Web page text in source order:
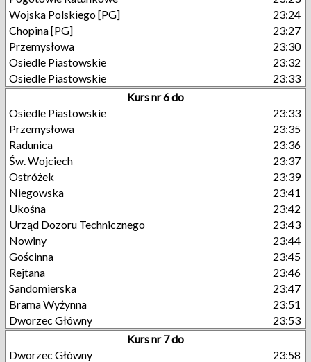
Wojska Polskiego [PG]
23:24
Chopina [PG]
23:27
Przemysłowa
23:30
Osiedle Piastowskie
23:32
Osiedle Piastowskie
23:33
Kurs nr 6 do
Osiedle Piastowskie
23:33
Przemysłowa
23:35
Radunica
23:36
Św. Wojciech
23:37
Ostróżek
23:39
Niegowska
23:41
Ukośna
23:42
Urząd Dozoru Technicznego
23:43
Nowiny
23:44
Gościnna
23:45
Rejtana
23:46
Sandomierska
23:47
Brama Wyżynna
23:51
Dworzec Główny
23:53
Kurs nr 7 do
Dworzec Główny
23:58